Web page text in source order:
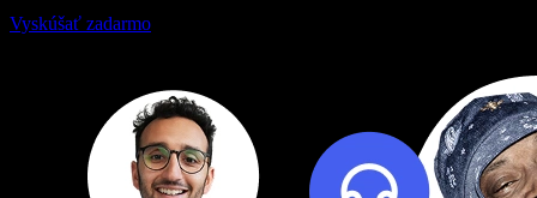
Vyskúšať zadarmo